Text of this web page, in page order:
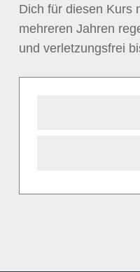
Dich für diesen Kurs
mehreren Jahren
und verletzungsfrei